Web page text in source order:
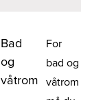
Bad
og
våtrom
For
bad og
våtrom